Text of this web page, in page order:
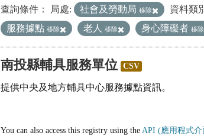
查詢條件： 局處: 社會及勞動局 移除 資料類
服務據點 移除 老人 移除 身心障礙者 移除
南投縣輔具服務單位 CSV
提供中央及地方輔具中心服務據點資訊。
You can also access this registry using the API (應用程式介